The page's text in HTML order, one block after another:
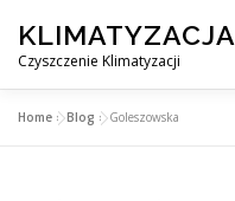
treści
KLIMATYZACJA
Czyszczenie Klimatyzacji
Home »Blog »Goleszowska